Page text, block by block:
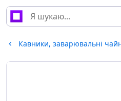
Кавники, заварювальні